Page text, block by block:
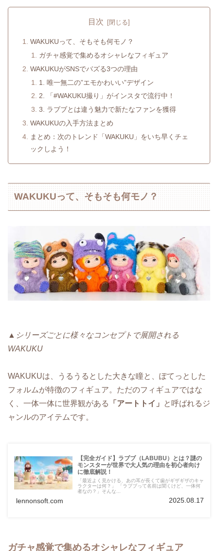
目次
WAKUKUって、そもそも何モノ？
ガチャ感覚で集めるオシャレなフィギュア
WAKUKUがSNSでバズる3つの理由
1. 唯一無二の”エモかわいい”デザイン
2. 「#WAKUKU撮り」がインスタで流行中！
3. ラブブとは違う魅力で新たなファンを獲得
WAKUKUの入手方法まとめ
まとめ：次のトレンド「WAKUKU」をいち早くチェ
ックしよう！
WAKUKUって、そもそも何モノ？
▲シリーズごとに様々なコンセプトで展開される
WAKUKU
WAKUKUは、うるうるとした大きな瞳と、ぽてっとした
フォルムが特徴のフィギュア。ただのフィギュアではな
く、一体一体に世界観がある
「アートトイ」
と呼ばれるジ
ャンルのアイテムです。
【完全ガイド】ラブブ（LABUBU）とは？謎の
モンスターが世界で大人気の理由を初心者向け
に徹底解説！
「最近よく見かける、あの耳が長くて歯がギザギザのキャ
ラクターは何？」 「ラブブって名前は聞くけど、一体何
者なの？」そんな...
lennonsoft.com 2025.08.17
ガチャ感覚で集めるオシャレなフィギュア